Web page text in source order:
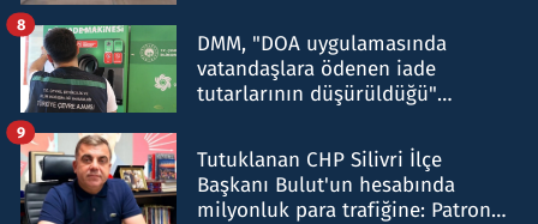
DMM, "DOA uygulamasında
vatandaşlara ödenen iade
tutarlarının düşürüldüğü"
8
Tutuklanan CHP Silivri İlçe
Başkanı Bulut'un hesabında
milyonluk para trafiğine: Patron
9